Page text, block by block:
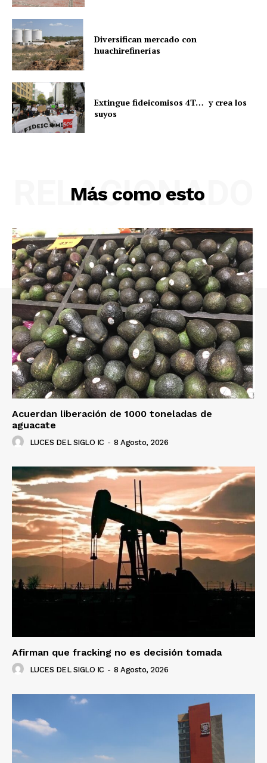
Diversifican mercado con
huachirefinerías
Extingue fideicomisos 4T… y crea los
suyos
Más como esto
RELACIONADO
Acuerdan liberación de 1000 toneladas de
aguacate
LUCES DEL SIGLO IC - 8 Agosto, 2026
Afirman que fracking no es decisión tomada
LUCES DEL SIGLO IC - 8 Agosto, 2026